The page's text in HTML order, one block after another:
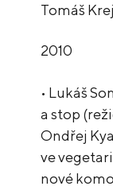
Tomáš
2010
• Lukáš
a stop
Ondřej
ve
nové